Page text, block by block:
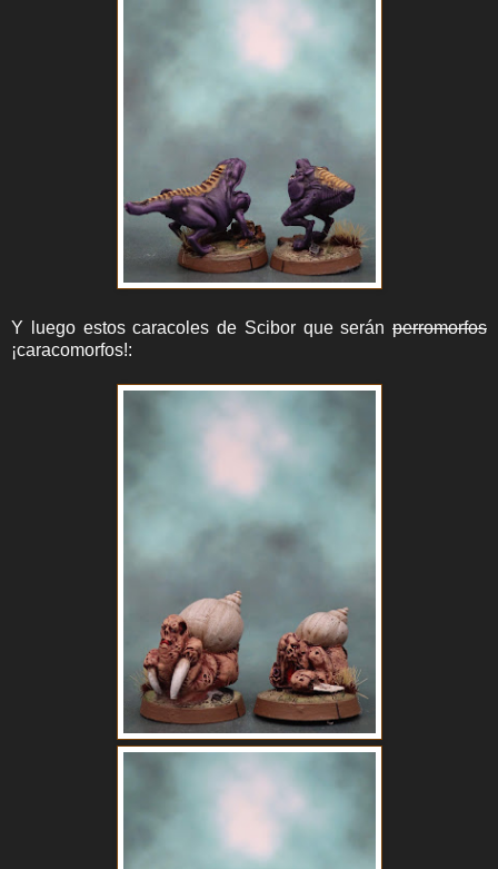
Y luego estos caracoles de Scibor que serán perromorfos
¡caracomorfos!: